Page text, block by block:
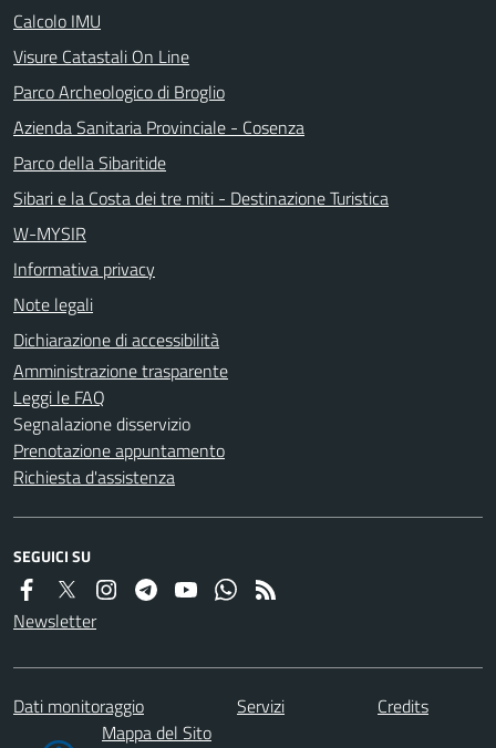
Calcolo IMU
Visure Catastali On Line
Parco Archeologico di Broglio
Azienda Sanitaria Provinciale - Cosenza
Parco della Sibaritide
Sibari e la Costa dei tre miti - Destinazione Turistica
W-MYSIR
Informativa privacy
Note legali
Dichiarazione di accessibilità
Amministrazione trasparente
Leggi le FAQ
Segnalazione disservizio
Prenotazione appuntamento
Richiesta d'assistenza
SEGUICI SU
Newsletter
Dati monitoraggio Servizi
Credits
Mappa del Sito